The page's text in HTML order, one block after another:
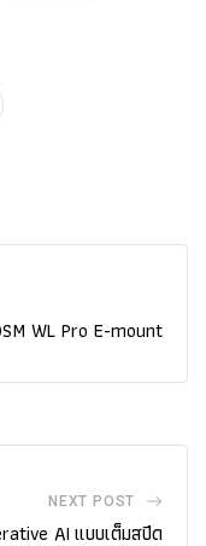
WL Pro E-mount
NEXT POST
AI แบบเต็มสปีด